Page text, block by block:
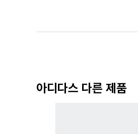
아디다스 다른 제품